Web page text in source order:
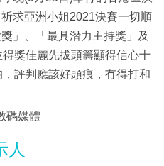
求亞洲小姐2021決賽一切順
」、「最具潛力主持獎」及
得獎佳麗先拔頭籌顯得信心十
評判應該好頭痕，冇得打和
碼媒體
人